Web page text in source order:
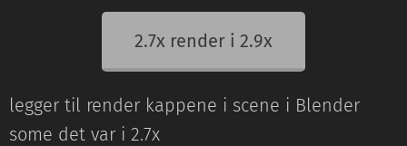
2.7x render i 2.9x
legger til render kappene i scene i Blender
some det var i 2.7x